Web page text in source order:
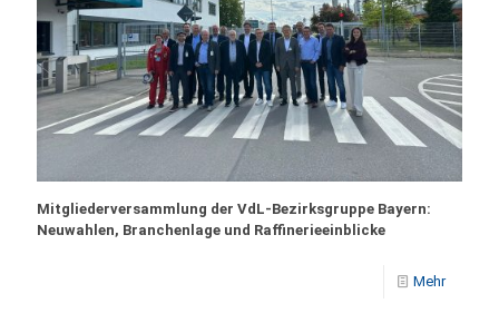
Mitgliederversammlung der VdL-Bezirksgruppe Bayern:
Neuwahlen, Branchenlage und Raffinerieeinblicke
Mehr